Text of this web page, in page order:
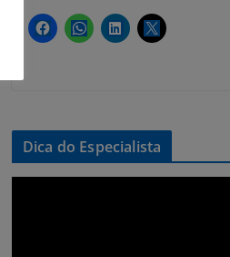
Dica do Especialista